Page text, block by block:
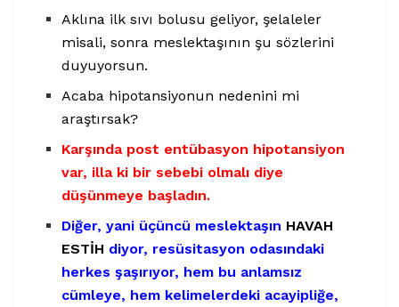
Aklına ilk sıvı bolusu geliyor, şelaleler
misali, sonra meslektaşının şu sözlerini
duyuyorsun.
Acaba hipotansiyonun nedenini mi
araştırsak?
Karşında post entübasyon hipotansiyon
var, illa ki bir sebebi olmalı diye
düşünmeye başladın.
Diğer, yani üçüncü meslektaşın HAVAH
ESTİH diyor, resüsitasyon odasındaki
herkes şaşırıyor, hem bu anlamsız
cümleye, hem kelimelerdeki acayipliğe,